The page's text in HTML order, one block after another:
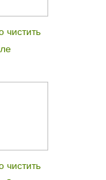
чистить
чистить